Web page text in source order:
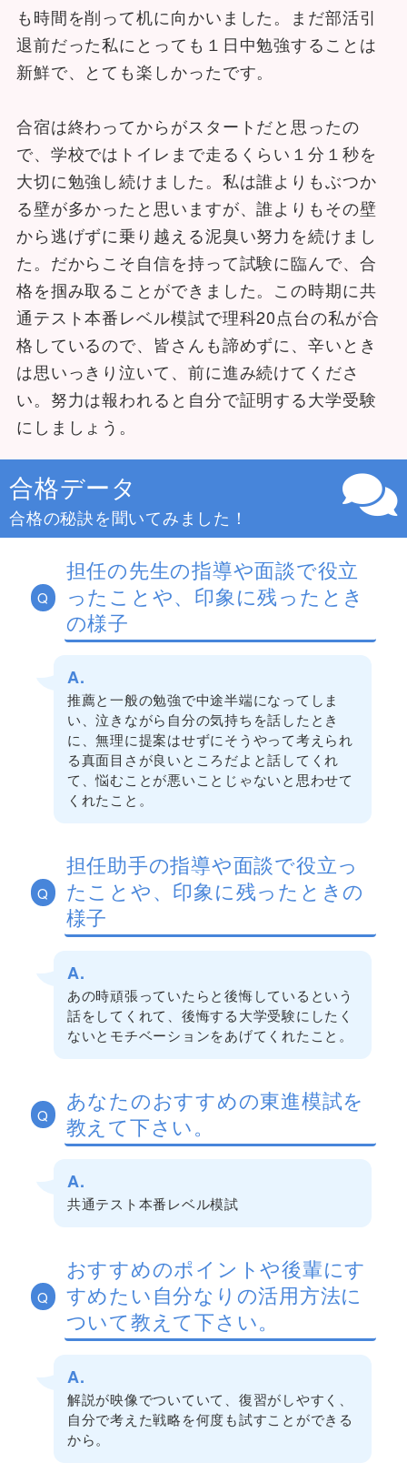
も時間を削って机に向かいました。まだ部活引
退前だった私にとっても１日中勉強することは
新鮮で、とても楽しかったです。
合宿は終わってからがスタートだと思ったの
で、学校ではトイレまで走るくらい１分１秒を
大切に勉強し続けました。私は誰よりもぶつか
る壁が多かったと思いますが、誰よりもその壁
から逃げずに乗り越える泥臭い努力を続けまし
た。だからこそ自信を持って試験に臨んで、合
格を掴み取ることができました。この時期に共
通テスト本番レベル模試で理科20点台の私が合
格しているので、皆さんも諦めずに、辛いとき
は思いっきり泣いて、前に進み続けてくださ
い。努力は報われると自分で証明する大学受験
にしましょう。
合格データ
合格の秘訣を聞いてみました！
Q
担任の先生の指導や面談で役立
ったことや、印象に残ったとき
の様子
A.
推薦と一般の勉強で中途半端になってしま
い、泣きながら自分の気持ちを話したとき
に、無理に提案はせずにそうやって考えられ
る真面目さが良いところだよと話してくれ
て、悩むことが悪いことじゃないと思わせて
くれたこと。
Q
担任助手の指導や面談で役立っ
たことや、印象に残ったときの
様子
A.
あの時頑張っていたらと後悔しているという
話をしてくれて、後悔する大学受験にしたく
ないとモチベーションをあげてくれたこと。
Q
あなたのおすすめの東進模試を
教えて下さい。
A.
共通テスト本番レベル模試
Q
おすすめのポイントや後輩にす
すめたい自分なりの活用方法に
ついて教えて下さい。
A.
解説が映像でついていて、復習がしやすく、
自分で考えた戦略を何度も試すことができる
から。